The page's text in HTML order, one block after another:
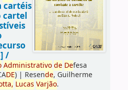
cartéis
cartel
/
Administrativo de Defesa
DE)| Resende, Guilherme
Lucas Varjão.